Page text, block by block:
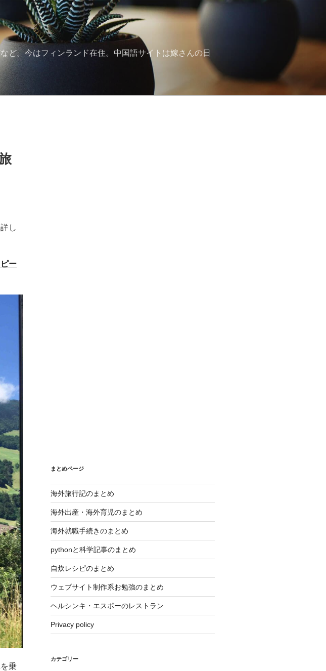
ど。今はフィンランド在住。中国語サイトは嫁さんの日
し
ー
乗
まとめページ
海外旅行記のまとめ
海外出産・海外育児のまとめ
海外就職手続きのまとめ
pythonと科学記事のまとめ
自炊レシピのまとめ
ウェブサイト制作系お勉強のまとめ
ヘルシンキ・エスポーのレストラン
Privacy policy
カテゴリー